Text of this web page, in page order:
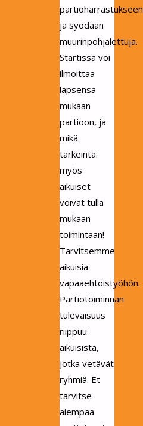
partioharrastukseen
ja syödään
muurinpohjalettuja.
Startissa voi
ilmoittaa
lapsensa
mukaan
partioon, ja
mikä
tärkeintä:
myös
aikuiset
voivat tulla
mukaan
toimintaan!
Tarvitsemme
aikuisia
vapaaehtoistyöhön.
Partiotoiminnan
tulevaisuus
riippuu
aikuisista,
jotka vetävät
ryhmiä. Et
tarvitse
aiempaa